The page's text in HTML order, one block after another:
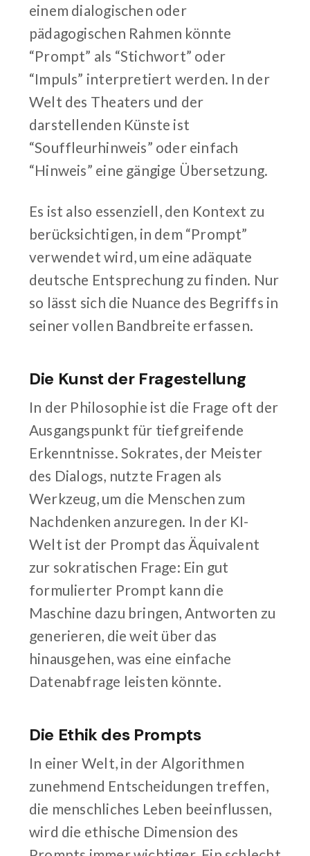
einem dialogischen oder
pädagogischen Rahmen könnte
“Prompt” als “Stichwort” oder
“Impuls” interpretiert werden. In der
Welt des Theaters und der
darstellenden Künste ist
“Souffleurhinweis” oder einfach
“Hinweis” eine gängige Übersetzung.
Es ist also essenziell, den Kontext zu
berücksichtigen, in dem “Prompt”
verwendet wird, um eine adäquate
deutsche Entsprechung zu finden. Nur
so lässt sich die Nuance des Begriffs in
seiner vollen Bandbreite erfassen.
Die Kunst der Fragestellung
In der Philosophie ist die Frage oft der
Ausgangspunkt für tiefgreifende
Erkenntnisse. Sokrates, der Meister
des Dialogs, nutzte Fragen als
Werkzeug, um die Menschen zum
Nachdenken anzuregen. In der KI-
Welt ist der Prompt das Äquivalent
zur sokratischen Frage: Ein gut
formulierter Prompt kann die
Maschine dazu bringen, Antworten zu
generieren, die weit über das
hinausgehen, was eine einfache
Datenabfrage leisten könnte.
Die Ethik des Prompts
In einer Welt, in der Algorithmen
zunehmend Entscheidungen treffen,
die menschliches Leben beeinflussen,
wird die ethische Dimension des